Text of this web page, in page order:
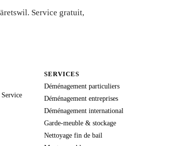
Service gratuit,
Service
SERVICES
Déménagement particuliers
Déménagement entreprises
Déménagement international
Garde-meuble & stockage
Nettoyage fin de bail